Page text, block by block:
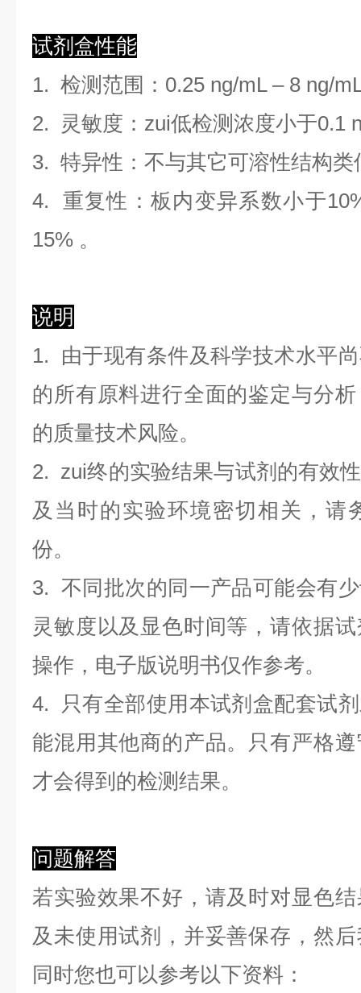
试剂盒性能
1. 检测范围 ： 0.25 ng/mL –8 ng/
2. 灵敏度：zui低检测浓度小于0.1
3. 特异性：不与其它可溶性结构类
4. 重复性：板内变异系数小于10
15% 。
说明
1. 由于现有条件及科学技术水平
的所有原料进行全面的鉴定与分
的质量技术风险。
2. zui终的实验结果与试剂的有效
及当时的实验环境密切相关，请
份。
3. 不同批次的同一产品可能会有
灵敏度以及显色时间等，请依据
操作，电子版说明书仅作参考。
4. 只有全部使用本试剂盒配套试
能混用其他商的产品。只有严格
才会得到的检测结果。
问题解答
若实验效果不好，请及时对显色
及未使用试剂，并妥善保存，然
同时您也可以参考以下资料：